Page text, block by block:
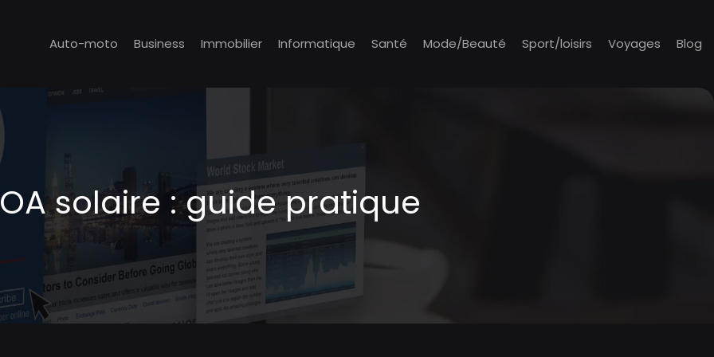
Auto-moto Business Immobilier Informatique Santé Mode/Beauté Sport/loisirs Voyages Blog
OA solaire : guide pratique